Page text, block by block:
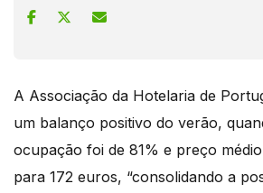
A Associação da Hotelaria de
um balanço positivo do verão,
ocupação foi de 81% e preço
para 172 euros, “consolidando a